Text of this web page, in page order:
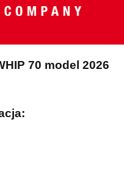
70 model 2026